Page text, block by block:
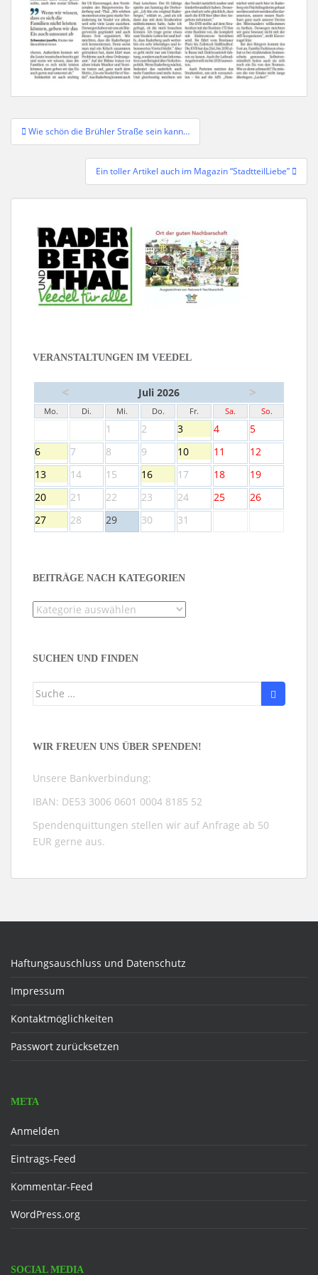
Beitragsnavigation
Wie schön die Brühler Straße sein kann…
Ein toller Artikel auch im Magazin “StadtteilLiebe”
VERANSTALTUNGEN IM VEEDEL
< Juli 2026 >
Mo. Di. Mi. Do. Fr. Sa. So.
1 2 3 4
5
6
7 8 9 10 11
12
13
14 15 16 17 18
19
20
21 22 23 24 25
26
27
28 29 30 31
BEITRÄGE NACH KATEGORIEN
Beiträge
SUCHEN UND FINDEN
Suche
WIR FREUEN UNS ÜBER SPENDEN!
Unsere Bankverbindung:
IBAN: DE53 3006 0601 0004 8185 52
Spendenquittungen stellen wir auf Anfrage ab 50
EUR gerne aus.
Haftungsauschluss und Datenschutz
Impressum
Kontaktmöglichkeiten
Passwort zurücksetzen
META
Anmelden
Eintrags-Feed
Kommentar-Feed
WordPress.org
SOCIAL MEDIA